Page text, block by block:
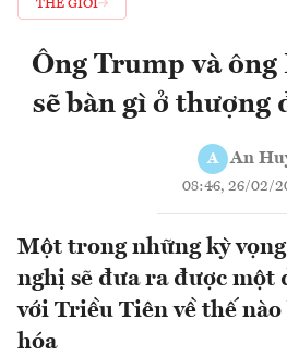
THẾ GIỚI
Ông Trump và
sẽ bàn gì ở thượng
A An
08:46, 26/02/
Một trong những kỳ
nghị sẽ đưa ra được một
với Triều Tiên về thế
hóa